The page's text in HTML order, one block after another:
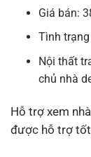
Giá bán:
Tình
Nội thất
chủ nhà
Hỗ trợ xem
được hỗ trợ